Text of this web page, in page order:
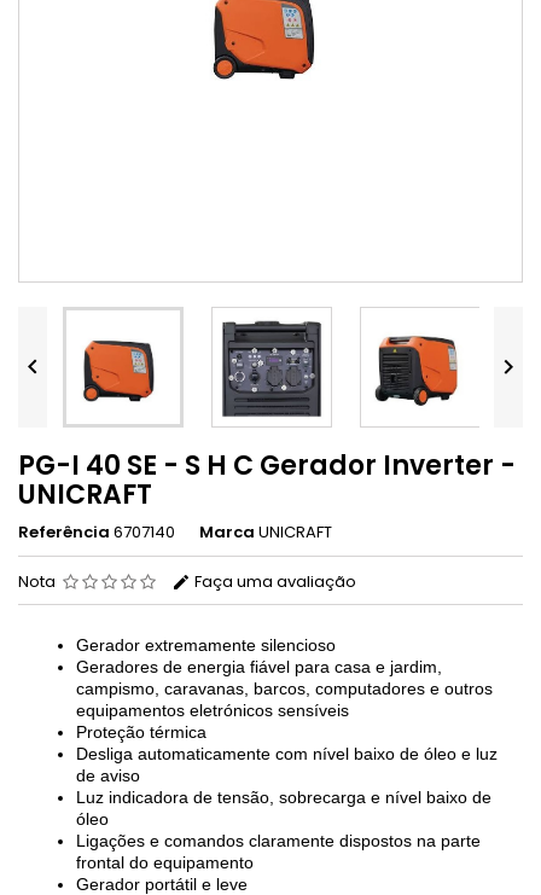
 
PG-I 40 SE - S H C Gerador Inverter -
UNICRAFT
Referência 6707140 Marca UNICRAFT
Nota Faça uma avaliação
Gerador extremamente silencioso
Geradores de energia fiável para casa e jardim,
campismo, caravanas, barcos, computadores e outros
equipamentos eletrónicos sensíveis
Proteção térmica
Desliga automaticamente com nível baixo de óleo e luz
de aviso
Luz indicadora de tensão, sobrecarga e nível baixo de
óleo
Ligações e comandos claramente dispostos na parte
frontal do equipamento
Gerador portátil e leve